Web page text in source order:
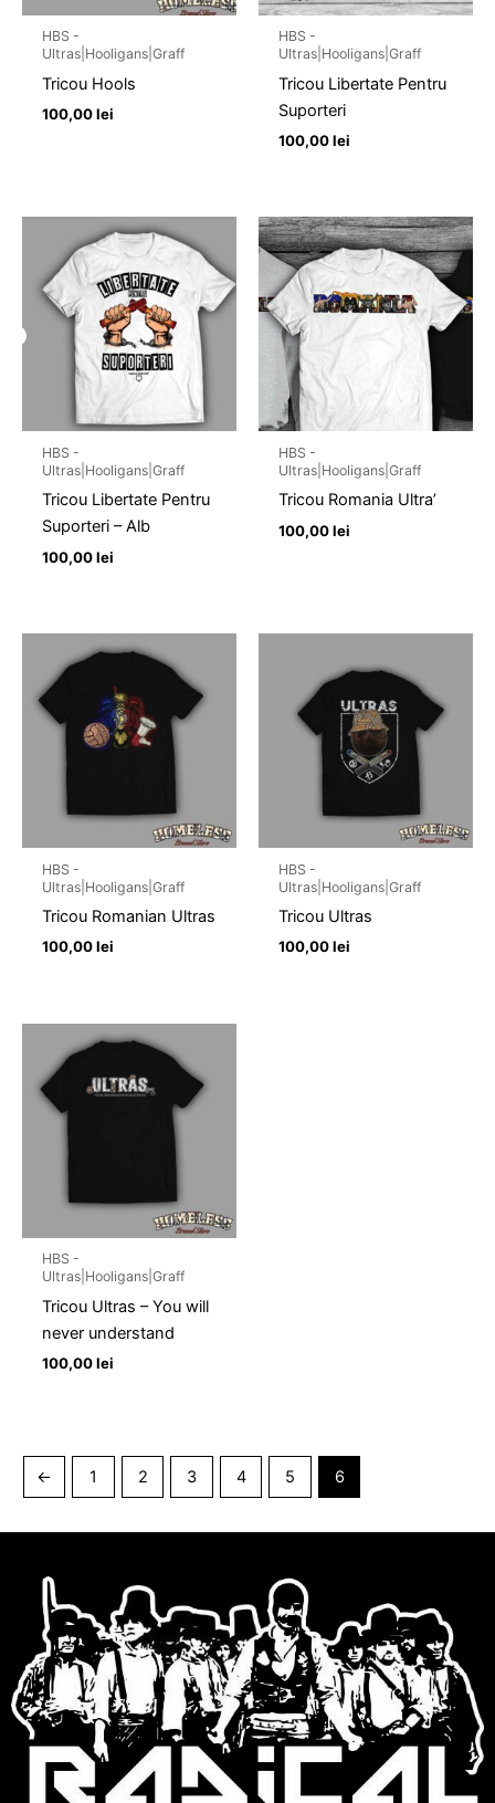
HBS -
Ultras|Hooligans|Graff
Tricou Hools
100,00lei
HBS -
Ultras|Hooligans|Graff
Tricou Libertate Pentru
Suporteri
100,00lei
HBS -
Ultras|Hooligans|Graff
Tricou Libertate Pentru
Suporteri – Alb
100,00lei
HBS -
Ultras|Hooligans|Graff
Tricou Romania Ultra’
100,00lei
HBS -
Ultras|Hooligans|Graff
Tricou Romanian Ultras
100,00lei
HBS -
Ultras|Hooligans|Graff
Tricou Ultras
100,00lei
HBS -
Ultras|Hooligans|Graff
Tricou Ultras – You will
never understand
100,00lei
← 1 2 3 4 5 6